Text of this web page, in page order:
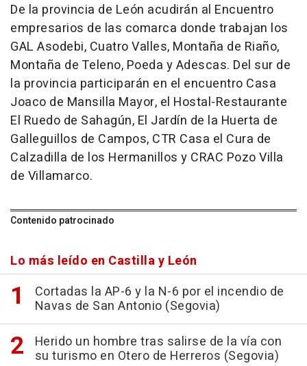
De la provincia de León acudirán al Encuentro
empresarios de las comarca donde trabajan los
GAL Asodebi, Cuatro Valles, Montaña de Riaño,
Montaña de Teleno, Poeda y Adescas. Del sur de
la provincia participarán en el encuentro Casa
Joaco de Mansilla Mayor, el Hostal-Restaurante
El Ruedo de Sahagún, El Jardín de la Huerta de
Galleguillos de Campos, CTR Casa el Cura de
Calzadilla de los Hermanillos y CRAC Pozo Villa
de Villamarco.
Contenido patrocinado
Lo más leído en Castilla y León
Cortadas la AP-6 y la N-6 por el incendio de
Navas de San Antonio (Segovia)
Herido un hombre tras salirse de la vía con
su turismo en Otero de Herreros (Segovia)